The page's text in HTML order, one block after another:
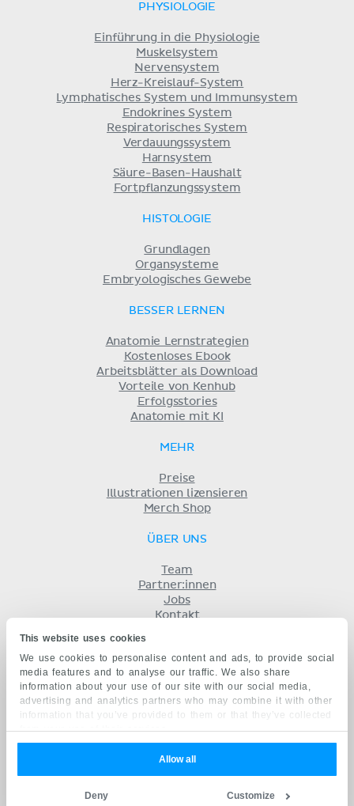
This website uses cookies
We use cookies to personalise content and ads, to provide social
media features and to analyse our traffic. We also share
information about your use of our site with our social media,
advertising and analytics partners who may combine it with other
information that you’ve provided to them or that they’ve collected
from your use of their services.
Allow all
Customize
Deny
PHYSIOLOGIE
Einführung in die Physiologie
Muskelsystem
Nervensystem
Herz-Kreislauf-System
Lymphatisches System und Immunsystem
Endokrines System
Respiratorisches System
Verdauungssystem
Harnsystem
Säure-Basen-Haushalt
Fortpflanzungssystem
HISTOLOGIE
Grundlagen
Organsysteme
Embryologisches Gewebe
BESSER LERNEN
Anatomie Lernstrategien
Kostenloses Ebook
Arbeitsblätter als Download
Vorteile von Kenhub
Erfolgsstories
Anatomie mit KI
MEHR
Preise
Illustrationen lizensieren
Merch Shop
ÜBER UNS
Team
Partner:innen
Jobs
Kontakt
Geschäftsbedingungen
Datenschutz
KENHUB AUF...
English
русский